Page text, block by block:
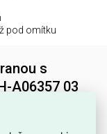
pod omítku
s
A06357 03